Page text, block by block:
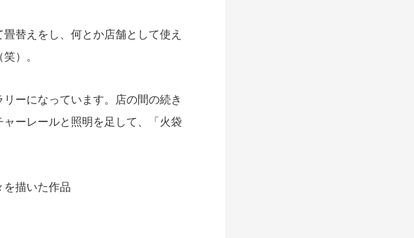
替えをし、何とか店舗として使え
）。
ーになっています。店の間の続き
ーレールと照明を足して、「火袋
描いた作品